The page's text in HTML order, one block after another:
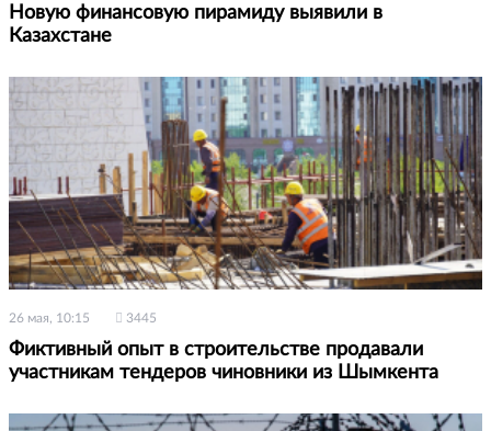
Новую финансовую пирамиду выявили в
Казахстане
26 мая, 10:15 3445
Фиктивный опыт в строительстве продавали
участникам тендеров чиновники из Шымкента